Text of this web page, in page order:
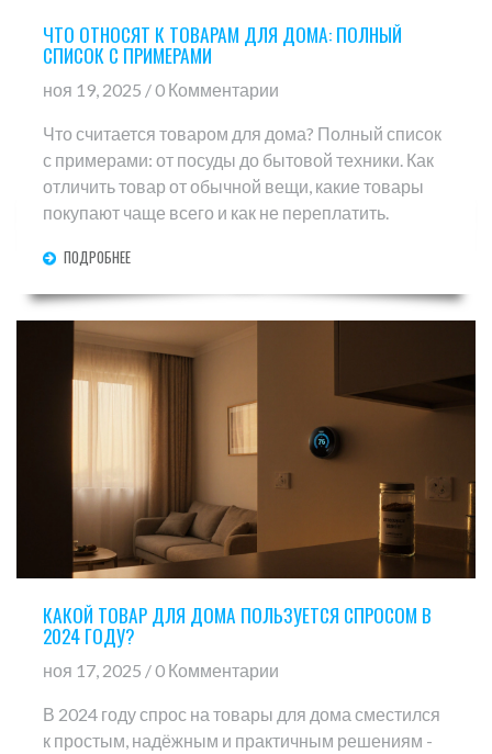
ЧТО ОТНОСЯТ К ТОВАРАМ ДЛЯ ДОМА: ПОЛНЫЙ
СПИСОК С ПРИМЕРАМИ
ноя 19, 2025 / 0 Комментарии
Что считается товаром для дома? Полный список
с примерами: от посуды до бытовой техники. Как
отличить товар от обычной вещи, какие товары
покупают чаще всего и как не переплатить.
ПОДРОБНЕЕ
КАКОЙ ТОВАР ДЛЯ ДОМА ПОЛЬЗУЕТСЯ СПРОСОМ В
2024 ГОДУ?
ноя 17, 2025 / 0 Комментарии
В 2024 году спрос на товары для дома сместился
к простым, надёжным и практичным решениям -